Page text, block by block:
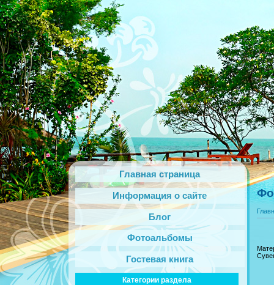
Главная страница
Информация о сайте
Блог
Фотоальбомы
Гостевая книга
Категории раздела